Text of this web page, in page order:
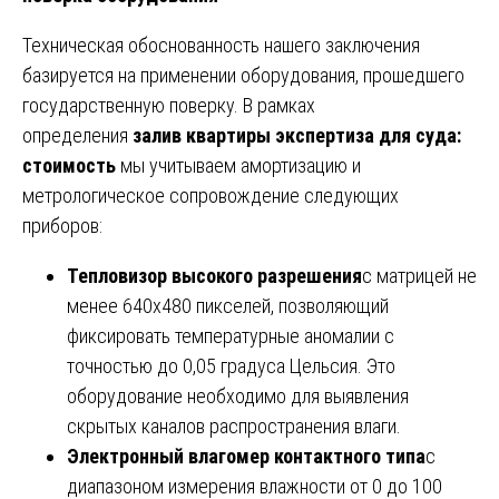
Техническая обоснованность нашего заключения
базируется на применении оборудования, прошедшего
государственную поверку. В рамках
определения залив квартиры экспертиза для суда:
стоимость мы учитываем амортизацию и
метрологическое сопровождение следующих
приборов:
Тепловизор высокого разрешенияс матрицей не
менее 640х480 пикселей, позволяющий
фиксировать температурные аномалии с
точностью до 0,05 градуса Цельсия. Это
оборудование необходимо для выявления
скрытых каналов распространения влаги.
Электронный влагомер контактного типас
диапазоном измерения влажности от 0 до 100